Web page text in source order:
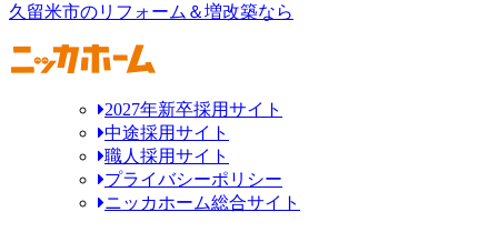
久留米市のリフォーム＆増改築なら
2027年新卒採用サイト
中途採用サイト
職人採用サイト
プライバシーポリシー
ニッカホーム総合サイト